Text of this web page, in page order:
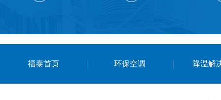
福泰首页 环保空调 降温解